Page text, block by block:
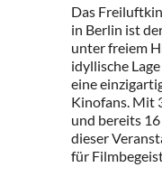
Das
in Berlin ist
unter freiem
idyllische
eine
Kinofans. Mit
und bereits
dieser
für